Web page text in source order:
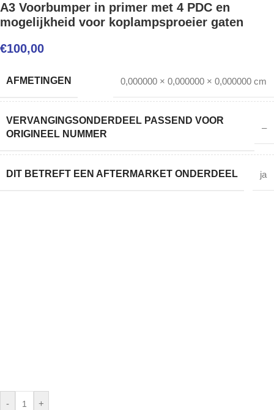
A3 Voorbumper in primer met 4 PDC en
mogelijkheid voor koplampsproeier gaten
€100,00
AFMETINGEN 0,000000 × 0,000000 × 0,000000 cm
VERVANGINGSONDERDEEL PASSEND VOOR
ORIGINEEL NUMMER
–
DIT BETREFT EEN AFTERMARKET ONDERDEEL ja
- +